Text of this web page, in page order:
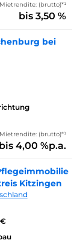
Mietrendite: (brutto)*¹
bis 3,50 %
bei
Mietrendite: (brutto)*¹
bis 4,00 %p.a.
Kitzingen